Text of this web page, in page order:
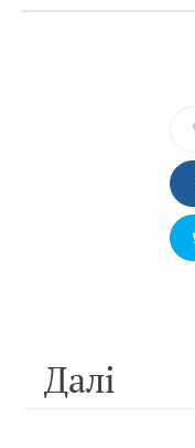
Далi